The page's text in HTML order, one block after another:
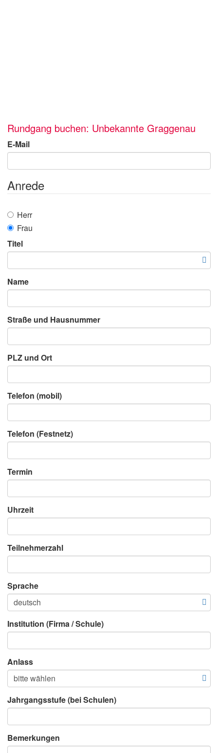
Rundgang buchen: Unbekannte Graggenau
E-Mail
Anrede
Herr
Frau
Titel
Name
Straße und Hausnummer
PLZ und Ort
Telefon (mobil)
Telefon (Festnetz)
Termin
Uhrzeit
Teilnehmerzahl
Sprache
Institution (Firma / Schule)
Anlass
Jahrgangsstufe (bei Schulen)
Bemerkungen